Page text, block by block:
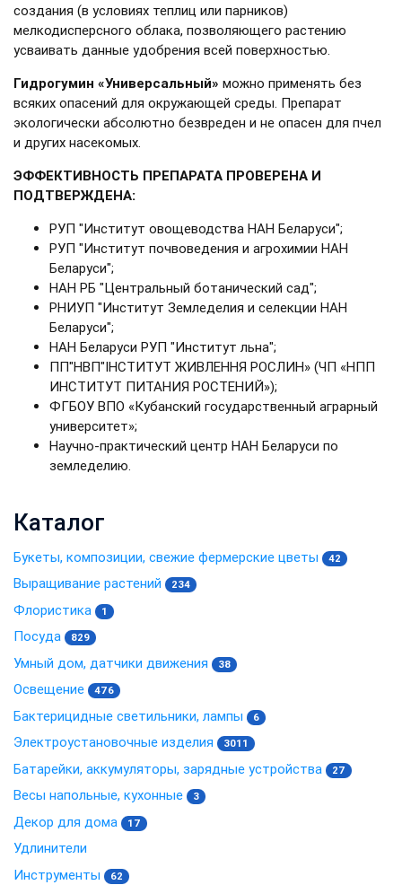
создания (в условиях теплиц или парников)
мелкодисперсного облака, позволяющего растению
усваивать данные удобрения всей поверхностью.
Гидрогумин «Универсальный» можно применять без
всяких опасений для окружающей среды. Препарат
экологически абсолютно безвреден и не опасен для пчел
и других насекомых.
ЭФФЕКТИВНОСТЬ ПРЕПАРАТА ПРОВЕРЕНА И
ПОДТВЕРЖДЕНА:
РУП "Институт овощеводства НАН Беларуси";
РУП "Институт почвоведения и агрохимии НАН
Беларуси";
НАН РБ "Центральный ботанический сад";
РНИУП "Институт Земледелия и селекции НАН
Беларуси";
НАН Беларуси РУП "Институт льна";
ПП"НВП"ІНСТИТУТ ЖИВЛЕННЯ РОСЛИН» (ЧП «НПП
ИНСТИТУТ ПИТАНИЯ РОСТЕНИЙ»);
ФГБОУ ВПО «Кубанский государственный аграрный
университет»;
Научно-практический центр НАН Беларуси по
земледелию.
Каталог
Букеты, композиции, свежие фермерские цветы 42
Выращивание растений 234
Флористика 1
Посуда 829
Умный дом, датчики движения 38
Освещение 476
Бактерицидные светильники, лампы 6
Электроустановочные изделия 3011
Батарейки, аккумуляторы, зарядные устройства 27
Весы напольные, кухонные 3
Декор для дома 17
Удлинители
Инструменты
62